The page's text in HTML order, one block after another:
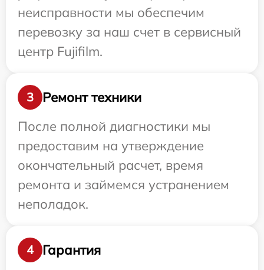
неисправности мы обеспечим
перевозку за наш счет в сервисный
центр Fujifilm.
3
Ремонт техники
После полной диагностики мы
предоставим на утверждение
окончательный расчет, время
ремонта и займемся устранением
неполадок.
4
Гарантия